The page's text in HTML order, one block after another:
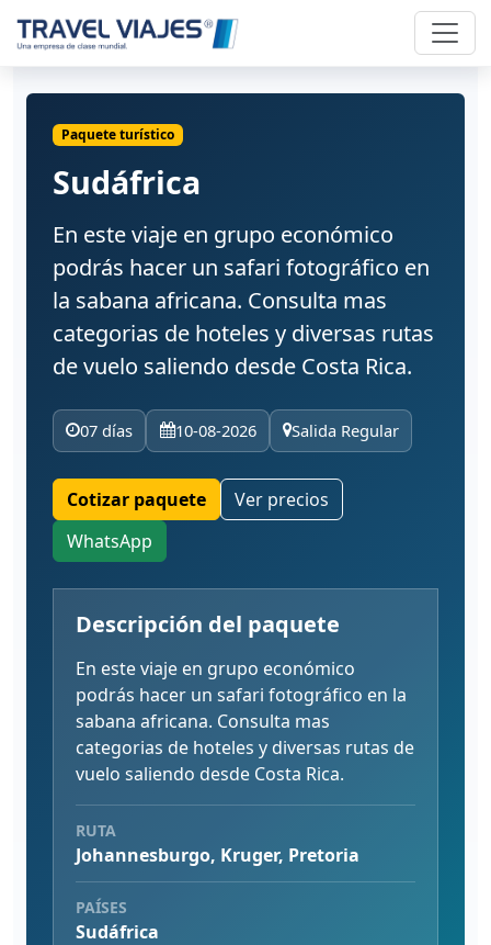
Paquete turístico
Sudáfrica
En este viaje en grupo económico
podrás hacer un safari fotográfico en
la sabana africana. Consulta mas
categorias de hoteles y diversas rutas
de vuelo saliendo desde Costa Rica.
07 días 10-08-2026 Salida Regular
Cotizar paquete
Ver precios
WhatsApp
Descripción del paquete
En este viaje en grupo económico
podrás hacer un safari fotográfico en la
sabana africana. Consulta mas
categorias de hoteles y diversas rutas de
vuelo saliendo desde Costa Rica.
RUTA
Johannesburgo, Kruger, Pretoria
PAÍSES
Sudáfrica